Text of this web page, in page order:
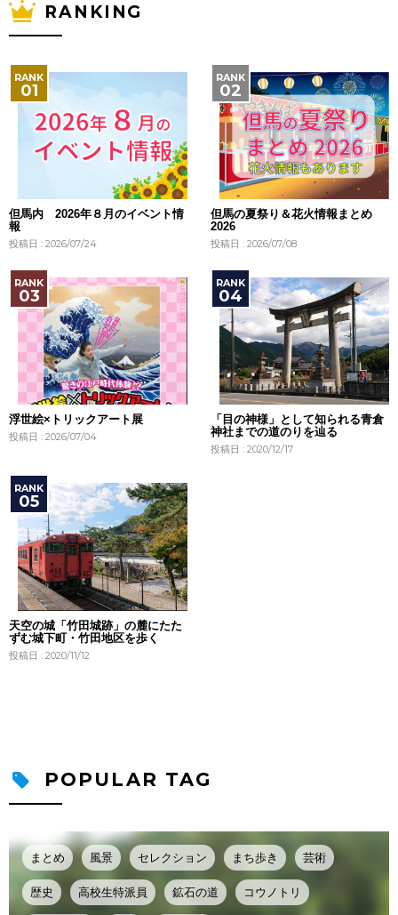
RANKING
但馬内 2026年８月のイベント情
報
投稿日 : 2026/07/24
但馬の夏祭り＆花火情報まとめ
2026
投稿日 : 2026/07/08
浮世絵×トリックアート展
投稿日 : 2026/07/04
「目の神様」として知られる青倉
神社までの道のりを辿る
投稿日 : 2020/12/17
天空の城「竹田城跡」の麓にたた
ずむ城下町・竹田地区を歩く
投稿日 : 2020/11/12
POPULAR TAG
まとめ 風景 セレクション まち歩き 芸術
歴史 高校生特派員 鉱石の道 コウノトリ